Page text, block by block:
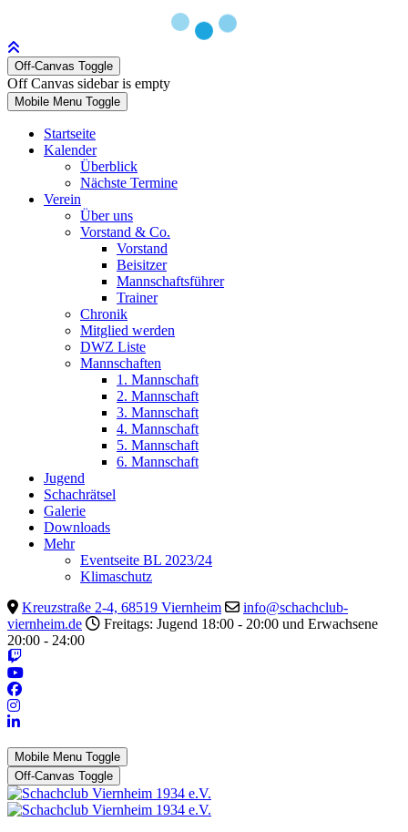
Off-Canvas Toggle
Off Canvas sidebar is empty
Mobile Menu Toggle
Startseite
Kalender
Überblick
Nächste Termine
Verein
Über uns
Vorstand & Co.
Vorstand
Beisitzer
Mannschaftsführer
Trainer
Chronik
Mitglied werden
DWZ Liste
Mannschaften
1. Mannschaft
2. Mannschaft
3. Mannschaft
4. Mannschaft
5. Mannschaft
6. Mannschaft
Jugend
Schachrätsel
Galerie
Downloads
Mehr
Eventseite BL 2023/24
Klimaschutz
Kreuzstraße 2-4, 68519 Viernheim
info@schachclub-
viernheim.de
Freitags: Jugend 18:00 - 20:00 und Erwachsene
20:00 - 24:00
Mobile Menu Toggle
Off-Canvas Toggle